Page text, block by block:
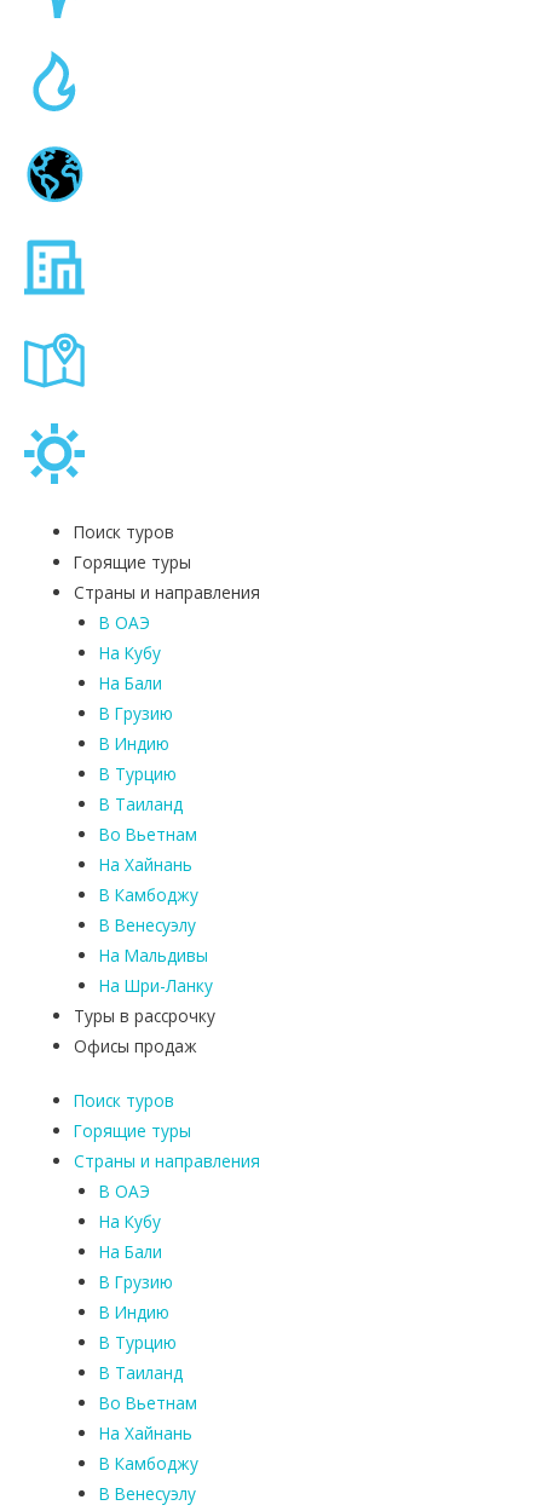
Поиск туров
Горящие туры
Страны и направления
В ОАЭ
На Кубу
На Бали
В Грузию
В Индию
В Турцию
В Таиланд
Во Вьетнам
На Хайнань
В Камбоджу
В Венесуэлу
На Мальдивы
На Шри-Ланку
Туры в рассрочку
Офисы продаж
Поиск туров
Горящие туры
Страны и направления
В ОАЭ
На Кубу
На Бали
В Грузию
В Индию
В Турцию
В Таиланд
Во Вьетнам
На Хайнань
В Камбоджу
В Венесуэлу